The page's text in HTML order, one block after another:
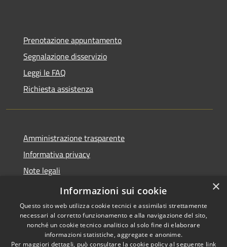
Prenotazione appuntamento
Segnalazione disservizio
Leggi le FAQ
Richiesta assistenza
Amministrazione trasparente
Informativa privacy
Note legali
Dichiarazione di accessibilità
Copyright © 2026 • Città di
×
Informazioni sui cookie
Questo sito web utilizza cookie tecnici e assimilati strettamente
necessari al corretto funzionamento e alla navigazione del sito,
nonché un cookie tecnico analitico al solo fine di elaborare
informazioni statistiche, aggregate e anonime.
Per maggiori dettagli, può consultare la cookie policy al seguente link